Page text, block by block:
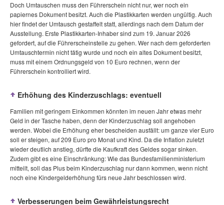
Doch Umtauschen muss den Führerschein nicht nur, wer noch ein
papiernes Dokument besitzt. Auch die Plastikkarten werden ungültig. Auch
hier findet der Umtausch gestaffelt statt, allerdings nach dem Datum der
Ausstellung. Erste Plastikkarten-Inhaber sind zum 19. Januar 2026
gefordert, auf die Führerscheinstelle zu gehen. Wer nach dem geforderten
Umtauschtermin nicht tätig wurde und noch ein altes Dokument besitzt,
muss mit einem Ordnungsgeld von 10 Euro rechnen, wenn der
Führerschein kontrolliert wird.
Erhöhung des Kinderzuschlags: eventuell
Familien mit geringem Einkommen könnten im neuen Jahr etwas mehr
Geld in der Tasche haben, denn der Kinderzuschlag soll angehoben
werden. Wobei die Erhöhung eher bescheiden ausfällt: um ganze vier Euro
soll er steigen, auf 209 Euro pro Monat und Kind. Da die Inflation zuletzt
wieder deutlich anstieg, dürfte die Kaufkraft des Geldes sogar sinken.
Zudem gibt es eine Einschränkung: Wie das Bundesfamilienministerium
mitteilt, soll das Plus beim Kinderzuschlag nur dann kommen, wenn nicht
noch eine Kindergelderhöhung fürs neue Jahr beschlossen wird.
Verbesserungen beim Gewährleistungsrecht